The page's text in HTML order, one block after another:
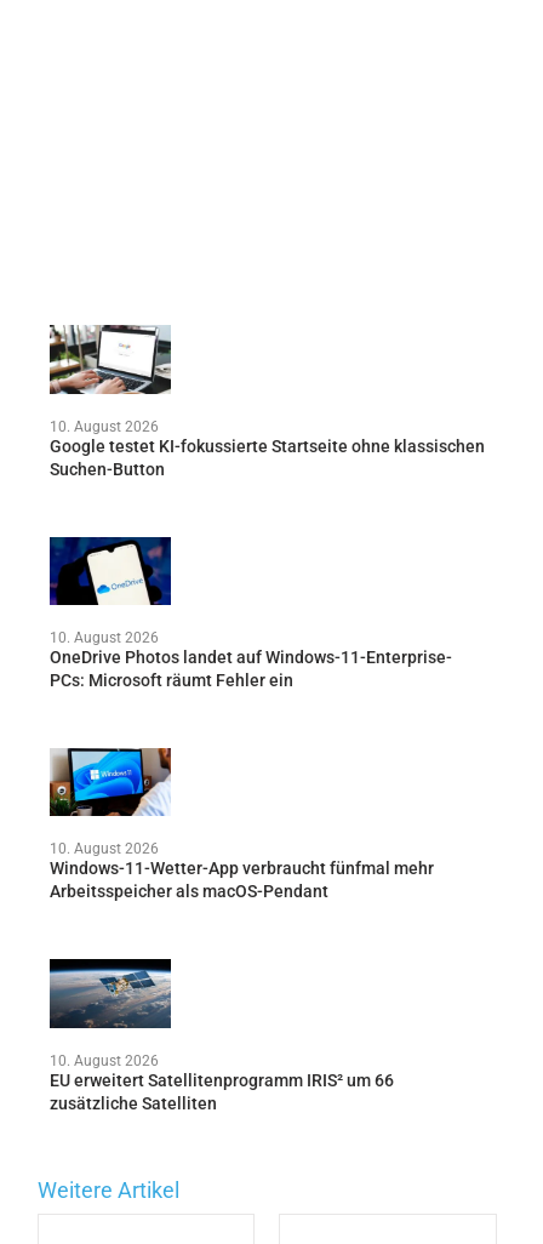
10. August 2026
Google testet KI-fokussierte Startseite ohne klassischen
Suchen-Button
10. August 2026
OneDrive Photos landet auf Windows-11-Enterprise-
PCs: Microsoft räumt Fehler ein
10. August 2026
Windows-11-Wetter-App verbraucht fünfmal mehr
Arbeitsspeicher als macOS-Pendant
10. August 2026
EU erweitert Satellitenprogramm IRIS² um 66
zusätzliche Satelliten
Weitere Artikel